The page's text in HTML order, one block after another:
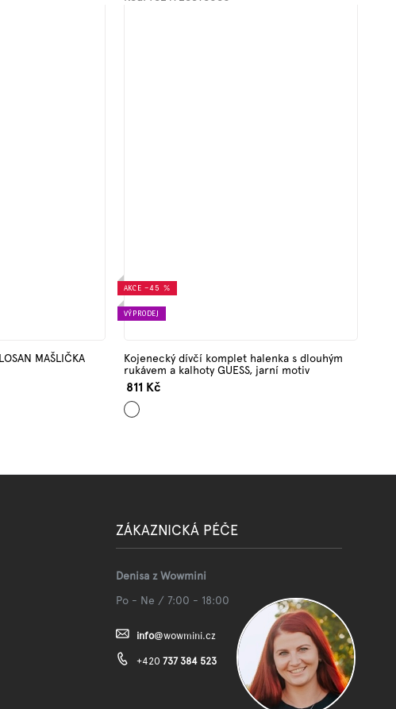
MAŠLIČKA
AKCE –45 %
VÝPRODEJ
Kojenecký dívčí komplet halenka s dlouhým
rukávem a kalhoty GUESS, jarní motiv
811 Kč
Mix
barev
ZÁKAZNICKÁ PÉČE
Denisa z Wowmini
Po - Ne / 7:00 - 18:00
info@wowmini.cz
+420 737 384 523